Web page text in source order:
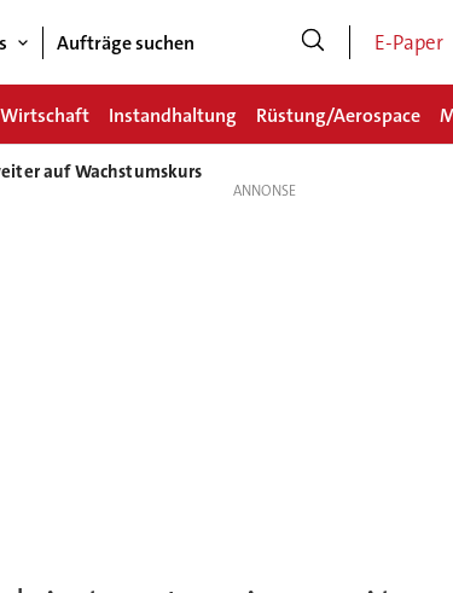
Aufträge suchen E-Paper
Wirtschaft Instandhaltung Rüstung/Aerospace
auf Wachstumskurs